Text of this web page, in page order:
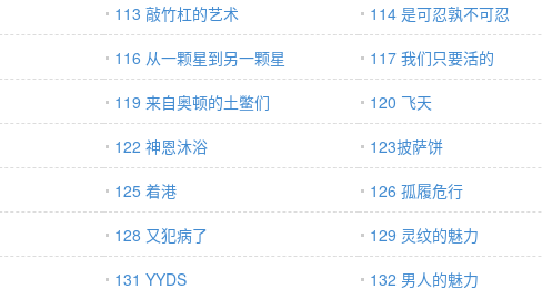
113 敲竹杠的艺术
114 是可忍孰不可忍
116 从一颗星到另一颗星
117 我们只要活的
119 来自奥顿的土鳖们
120 飞天
122 神恩沐浴
123披萨饼
125 着港
126 孤履危行
128 又犯病了
129 灵纹的魅力
131 YYDS
132 男人的魅力